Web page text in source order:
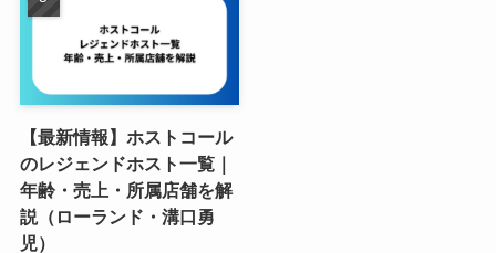
【最新情報】ホストコール
のレジェンドホスト一覧｜
年齢・売上・所属店舗を解
説（ローランド・溝口勇
児）